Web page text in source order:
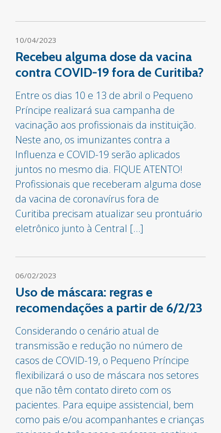
10/04/2023
Recebeu alguma dose da vacina
contra COVID-19 fora de Curitiba?
Entre os dias 10 e 13 de abril o Pequeno
Príncipe realizará sua campanha de
vacinação aos profissionais da instituição.
Neste ano, os imunizantes contra a
Influenza e COVID-19 serão aplicados
juntos no mesmo dia. FIQUE ATENTO!
Profissionais que receberam alguma dose
da vacina de coronavírus fora de
Curitiba precisam atualizar seu prontuário
eletrônico junto à Central […]
06/02/2023
Uso de máscara: regras e
recomendações a partir de 6/2/23
Considerando o cenário atual de
transmissão e redução no número de
casos de COVID-19, o Pequeno Príncipe
flexibilizará o uso de máscara nos setores
que não têm contato direto com os
pacientes. Para equipe assistencial, bem
como pais e/ou acompanhantes e crianças